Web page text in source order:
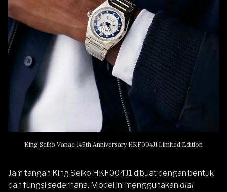
King Seiko Vanac 145th Anniversary HKF004J1 Limited Edition
Jam tangan King Seiko HKF004J1 dibuat dengan bentuk
dan fungsi sederhana. Model ini menggunakan dial